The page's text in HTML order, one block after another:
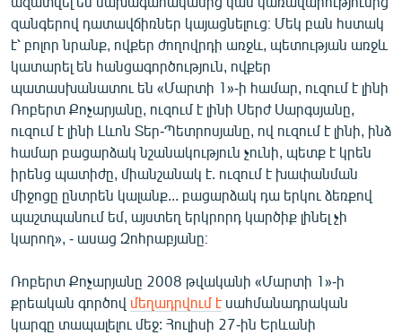
զանգերով դատավճիռներ կայացնելուց։ Մեկ բան հստակ
է՝ բոլոր նրանք, ովքեր ժողովրդի առջև, պետության առջև
կատարել են հանցագործություն, ովքեր
պատասխանատու են «Մարտի 1»-ի համար, ուզում է լինի
Ռոբերտ Քոչարյանը, ուզում է լինի Սերժ Սարգսյանը,
ուզում է լինի Լևոն Տեր-Պետրոսյանը, ով ուզում է լինի, ինձ
համար բացարձակ նշանակություն չունի, պետք է կրեն
իրենց պատիժը, միանշանակ է. ուզում է խափանման
միջոցը ընտրեն կալանք... բացարձակ դա երկու ձեռքով
պաշտպանում եմ, այստեղ երկրորդ կարծիք լինել չի
կարող», - ասաց Զոհրաբյանը։
Ռոբերտ Քոչարյանը 2008 թվականի «Մարտի 1»-ի
քրեական գործով մեղադրվում էսահմանադրական
կարգը տապալելու մեջ: Հուլիսի 27-ին Երևանի